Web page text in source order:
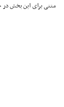
متنی برای این بخش در